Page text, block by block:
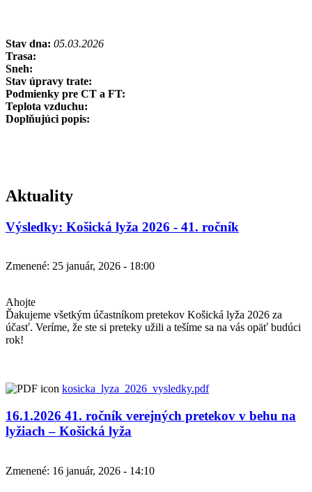
Stav dna: 05.03.2026
Trasa:
Sneh:
Stav úpravy trate:
Podmienky pre CT a FT:
Teplota vzduchu:
Doplňujúci popis:
Aktuality
Výsledky: Košická lyža 2026 - 41. ročník
Zmenené: 25 január, 2026 - 18:00
Ahojte
Ďakujeme všetkým účastníkom pretekov Košická lyža 2026 za
účasť. Veríme, že ste si preteky užili a tešíme sa na vás opäť budúci
rok!
kosicka_lyza_2026_vysledky.pdf
16.1.2026 41. ročník verejných pretekov v behu na
lyžiach – Košická lyža
Zmenené: 16 január, 2026 - 14:10